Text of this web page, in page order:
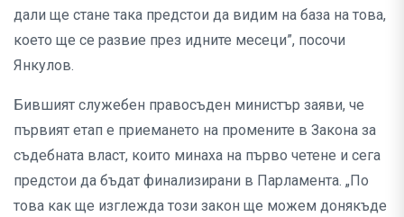
дали ще стане така предстои да видим на база на това,
което ще се развие през идните месеци”, посочи
Янкулов.
Бившият служебен правосъден министър заяви, че
първият етап е приемането на промените в Закона за
съдебната власт, които минаха на първо четене и сега
предстои да бъдат финализирани в Парламента. „По
това как ще изглежда този закон ще можем донякъде